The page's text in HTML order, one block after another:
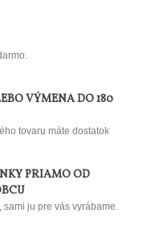
VÝMENA DO 180
tovaru máte dostatok
PRIAMO OD
sami ju pre vás vyrábame.